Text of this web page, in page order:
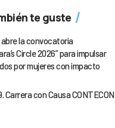
te guste
la convocatoria
Circle 2026” para impulsar
por mujeres con impacto
Carrera con Causa CONTECON